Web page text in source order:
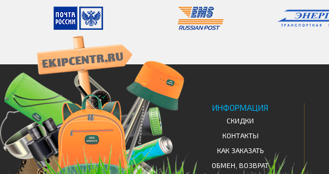
ИНФОРМАЦИЯ
СКИДКИ
КОНТАКТЫ
КАК ЗАКАЗАТЬ
ОБМЕН, ВОЗВРАТ